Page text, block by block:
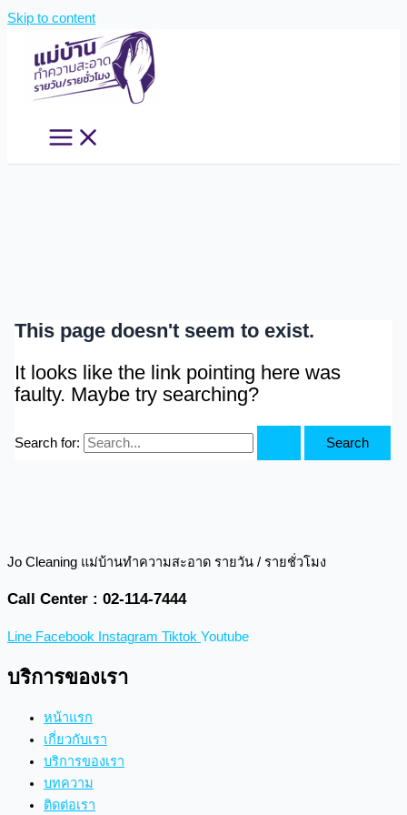
Skip to content
This page doesn't seem to exist.
It looks like the link pointing here was
faulty. Maybe try searching?
Search for:
Jo Cleaning แม่บ้านทำความสะอาด รายวัน / รายชั่วโมง
Call Center : 02-114-7444
Line Facebook Instagram Tiktok Youtube
บริการของเรา
หน้าแรก
เกี่ยวกับเรา
บริการของเรา
บทความ
ติดต่อเรา